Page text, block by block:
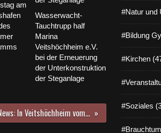
am
Wasserwacht-
Tauchtrupp half
Marina
Veitshöchheim e.V.
bei der Erneuerung
der Unterkonstruktion
der Steganlage
Corona-News: In Veitshöchheim vom 14. bis 21.9. kein positiver Fall - im Landkreis Hotspots in Zell (+12) und Neubrunn (+7)
#Natur und
#Bildung
#Kirchen
#Soziales